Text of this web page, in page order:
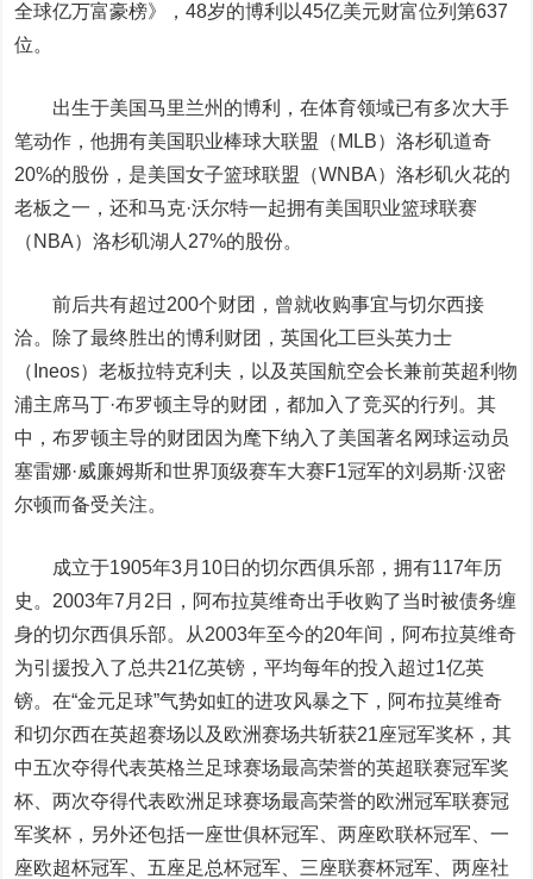
全球亿万富豪榜》，48岁的博利以45亿美元财富位列第637
位。
出生于美国马里兰州的博利，在体育领域已有多次大手
笔动作，他拥有美国职业棒球大联盟（MLB）洛杉矶道奇
20%的股份，是美国女子篮球联盟（WNBA）洛杉矶火花的
老板之一，还和马克·沃尔特一起拥有美国职业篮球联赛
（NBA）洛杉矶湖人27%的股份。
前后共有超过200个财团，曾就收购事宜与切尔西接
洽。除了最终胜出的博利财团，英国化工巨头英力士
（Ineos）老板拉特克利夫，以及英国航空会长兼前英超利物
浦主席马丁·布罗顿主导的财团，都加入了竞买的行列。其
中，布罗顿主导的财团因为麾下纳入了美国著名网球运动员
塞雷娜·威廉姆斯和世界顶级赛车大赛F1冠军的刘易斯·汉密
尔顿而备受关注。
成立于1905年3月10日的切尔西俱乐部，拥有117年历
史。2003年7月2日，阿布拉莫维奇出手收购了当时被债务缠
身的切尔西俱乐部。从2003年至今的20年间，阿布拉莫维奇
为引援投入了总共21亿英镑，平均每年的投入超过1亿英
镑。在“金元足球”气势如虹的进攻风暴之下，阿布拉莫维奇
和切尔西在英超赛场以及欧洲赛场共斩获21座冠军奖杯，其
中五次夺得代表英格兰足球赛场最高荣誉的英超联赛冠军奖
杯、两次夺得代表欧洲足球赛场最高荣誉的欧洲冠军联赛冠
军奖杯，另外还包括一座世俱杯冠军、两座欧联杯冠军、一
座欧超杯冠军、五座足总杯冠军、三座联赛杯冠军、两座社